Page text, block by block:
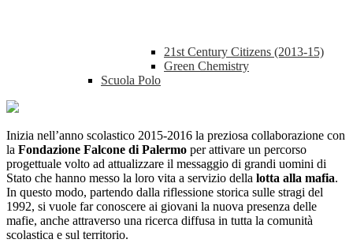
21st Century Citizens (2013-15)
Green Chemistry
Scuola Polo
Inizia nell’anno scolastico 2015-2016 la preziosa collaborazione con
la Fondazione Falcone di Palermo per attivare un percorso
progettuale volto ad attualizzare il messaggio di grandi uomini di
Stato che hanno messo la loro vita a servizio della lotta alla mafia.
In questo modo, partendo dalla riflessione storica sulle stragi del
1992, si vuole far conoscere ai giovani la nuova presenza delle
mafie, anche attraverso una ricerca diffusa in tutta la comunità
scolastica e sul territorio.